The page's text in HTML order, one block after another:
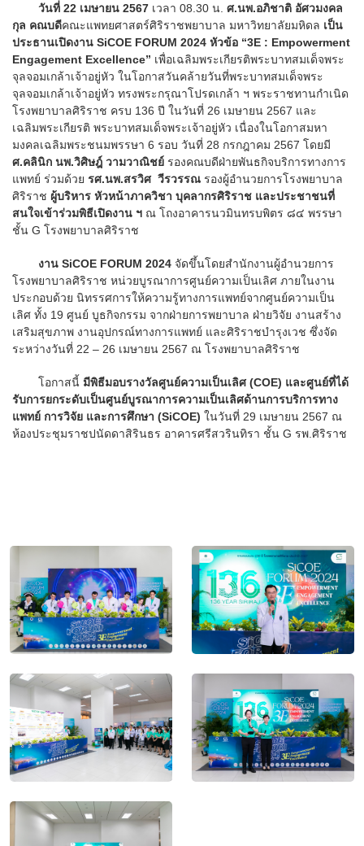
วันที่ 22 เมษายน 2567 เวลา 08.30 น. ศ.นพ.อภิชาติ อัศวมงคล
กุล คณบดีคณะแพทยศาสตร์ศิริราชพยาบาล มหาวิทยาลัยมหิดล เป็น
ประธานเปิดงาน SiCOE FORUM 2024 หัวข้อ “3E : Empowerment
Engagement Excellence” เพื่อเฉลิมพระเกียรติพระบาทสมเด็จพระ
จุลจอมเกล้าเจ้าอยู่หัว ในโอกาสวันคล้ายวันที่พระบาทสมเด็จพระ
จุลจอมเกล้าเจ้าอยู่หัว ทรงพระกรุณาโปรดเกล้า ฯ พระราชทานกำเนิด
โรงพยาบาลศิริราช ครบ 136 ปี ในวันที่ 26 เมษายน 2567 และ
เฉลิมพระเกียรติ พระบาทสมเด็จพระเจ้าอยู่หัว เนื่องในโอกาสมหา
มงคลเฉลิมพระชนมพรรษา 6 รอบ วันที่ 28 กรกฎาคม 2567 โดยมี
ศ.คลินิก นพ.วิศิษฎ์ วามวาณิชย์ รองคณบดีฝ่ายพันธกิจบริการทางการ
แพทย์ ร่วมด้วย รศ.นพ.สรวิศ วีรวรรณ รองผู้อำนวยการโรงพยาบาล
ศิริราช ผู้บริหาร หัวหน้าภาควิชา บุคลากรศิริราช และประชาชนที่
สนใจเข้าร่วมพิธีเปิดงาน ฯ ณ โถงอาคารนวมินทรบพิตร ๘๔ พรรษา
ชั้น G โรงพยาบาลศิริราช
งาน SiCOE FORUM 2024 จัดขึ้นโดยสำนักงานผู้อำนวยการ
โรงพยาบาลศิริราช หน่วยบูรณาการศูนย์ความเป็นเลิศ ภายในงาน
ประกอบด้วย นิทรรศการให้ความรู้ทางการแพทย์จากศูนย์ความเป็น
เลิศ ทั้ง 19 ศูนย์ บูธกิจกรรม จากฝ่ายการพยาบาล ฝ่ายวิจัย งานสร้าง
เสริมสุขภาพ งานอุปกรณ์ทางการแพทย์ และศิริราชบำรุงเวช ซึ่งจัด
ระหว่างวันที่ 22 – 26 เมษายน 2567 ณ โรงพยาบาลศิริราช
โอกาสนี้ มีพิธีมอบรางวัลศูนย์ความเป็นเลิศ (COE) และศูนย์ที่ได้
รับการยกระดับเป็นศูนย์บูรณาการความเป็นเลิศด้านการบริการทาง
แพทย์ การวิจัย และการศึกษา (SiCOE) ในวันที่ 29 เมษายน 2567 ณ
ห้องประชุมราชปนัดดาสิรินธร อาคารศรีสวรินทิรา ชั้น G รพ.ศิริราช